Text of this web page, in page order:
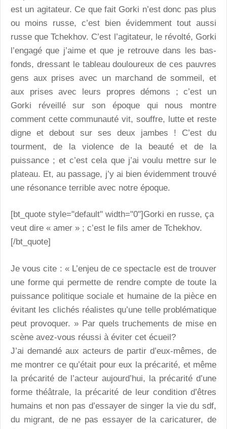
est un agitateur. Ce que fait Gorki n’est donc pas plus
ou moins russe, c’est bien évidemment tout aussi
russe que Tchekhov. C’est l’agitateur, le révolté, Gorki
l’engagé que j’aime et que je retrouve dans les bas-
fonds, dressant le tableau douloureux de ces pauvres
gens aux prises avec un marchand de sommeil, et
aux prises avec leurs propres démons ; c’est un
Gorki réveillé sur son époque qui nous montre
comment cette communauté vit, souffre, lutte et reste
digne et debout sur ses deux jambes ! C’est du
tourment, de la violence de la beauté et de la
puissance ; et c’est cela que j’ai voulu mettre sur le
plateau. Et, au passage, j’y ai bien évidemment trouvé
une résonance terrible avec notre époque.
[bt_quote style="default" width="0"]Gorki en russe, ça
veut dire « amer » ; c’est le fils amer de Tchekhov.
[/bt_quote]
Je vous cite : « L’enjeu de ce spectacle est de trouver
une forme qui permette de rendre compte de toute la
puissance politique sociale et humaine de la pièce en
évitant les clichés réalistes qu’une telle problématique
peut provoquer. » Par quels truchements de mise en
scène avez-vous réussi à éviter cet écueil?
J’ai demandé aux acteurs de partir d’eux-mêmes, de
me montrer ce qu’était pour eux la précarité, et même
la précarité de l’acteur aujourd’hui, la précarité d’une
forme théâtrale, la précarité de leur condition d’êtres
humains et non pas d’essayer de singer la vie du sdf,
du migrant, de ne pas essayer de la caricaturer, de